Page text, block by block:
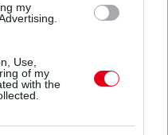
my
Use,
of my
with the
másodpercet javított a